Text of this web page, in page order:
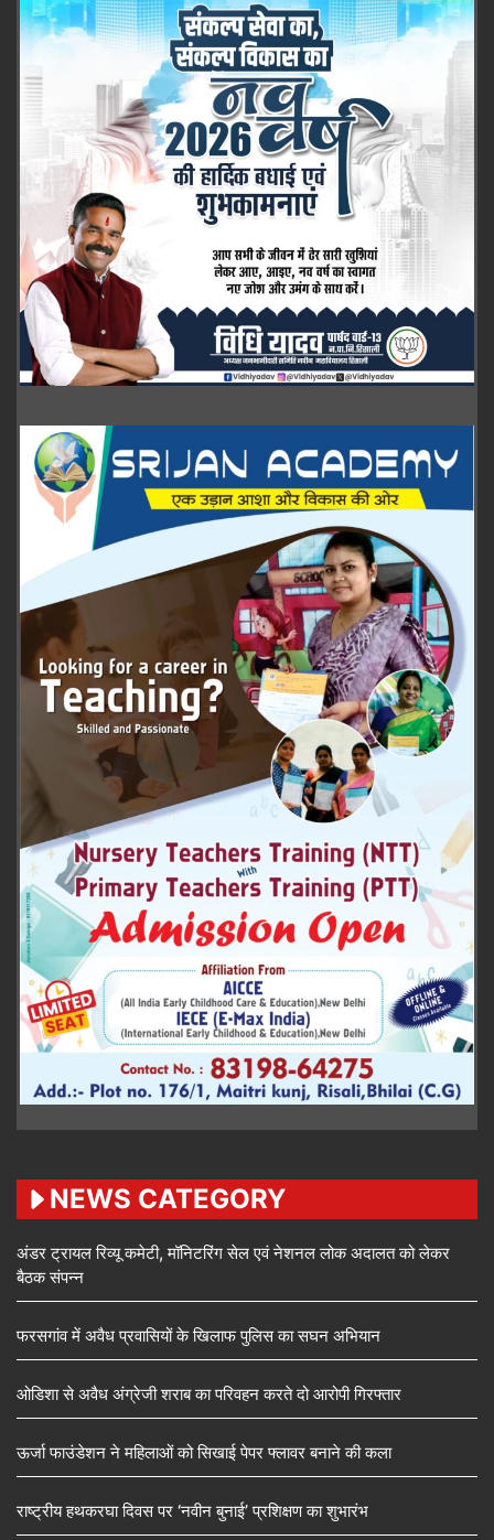
NEWS CATEGORY
अंडर ट्रायल रिव्यू कमेटी, मॉनिटरिंग सेल एवं नेशनल लोक अदालत को लेकर
बैठक संपन्न
फरसगांव में अवैध प्रवासियों के खिलाफ पुलिस का सघन अभियान
ओडिशा से अवैध अंग्रेजी शराब का परिवहन करते दो आरोपी गिरफ्तार
ऊर्जा फाउंडेशन ने महिलाओं को सिखाई पेपर फ्लावर बनाने की कला
राष्ट्रीय हथकरघा दिवस पर ‘नवीन बुनाई’ प्रशिक्षण का शुभारंभ